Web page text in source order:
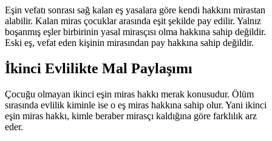
Eşin vefatı sonrası sağ kalan eş yasalara göre kendi hakkını mirastan
alabilir. Kalan miras çocuklar arasında eşit şekilde pay edilir. Yalnız
boşanmış eşler birbirinin yasal mirasçısı olma hakkına sahip değildir.
Eski eş, vefat eden kişinin mirasından pay hakkına sahip değildir.
İkinci Evlilikte Mal Paylaşımı
Çocuğu olmayan ikinci eşin miras hakkı merak konusudur. Ölüm
sırasında evlilik kiminle ise o eş miras hakkına sahip olur. Yani ikinci
eşin miras hakkı, kimle beraber mirasçı kaldığına göre farklılık arz
eder.